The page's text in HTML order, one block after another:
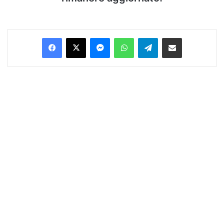
Facebook
X MessengerWhatsAppTelegramCondividi via Email